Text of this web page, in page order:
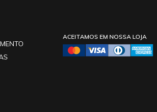
ACEITAMOS EM NOSSA LOJA